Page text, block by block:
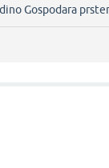
Gospodara